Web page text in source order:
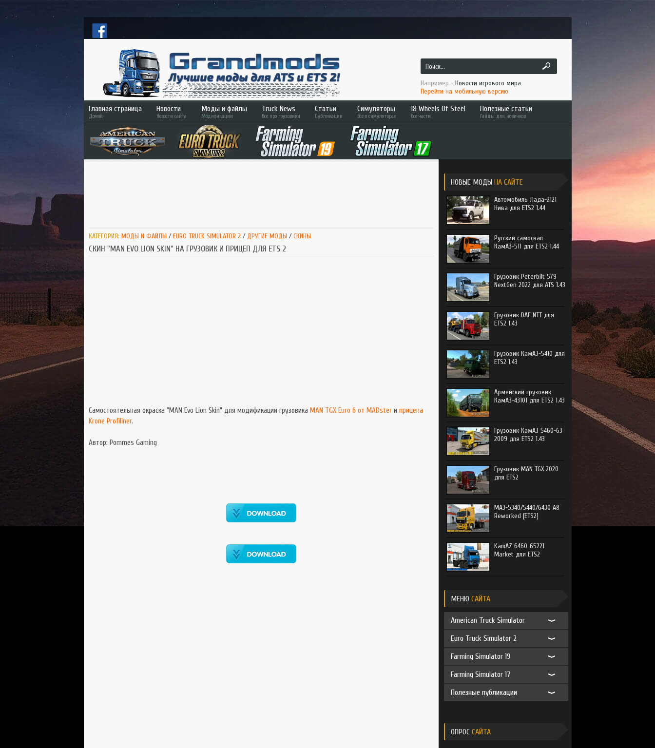
Например - Новости игрового мира
Перейти на мобильную версию
Главная страница
Домой
Новости
Новости сайта
Моды и файлы
Модификации
ETS 2
ATS
Truck News
Все про грузовики
Статьи
Публикации
Симуляторы
Все о симуляторах
ATS
Bus Simulator
18 Wheels Of Steel
Все части
Hard Truck
Across America
American Long Haul
Extreme Trucker
Extreme Trucker 2
Полезные статьи
Гайды для новичков
КАТЕГОРИЯ: МОДЫ И ФАЙЛЫ /EURO TRUCK SIMULATOR 2 / ДРУГИЕ МОДЫ /СКИНЫ
СКИН "MAN EVO LION SKIN" НА ГРУЗОВИК И ПРИЦЕП ДЛЯ ETS 2
Самостоятельная окраска "MAN Evo Lion Skin" для модификации грузовика MAN TGX Euro 6 от MADster и прицепа
Krone Profiliner.
Автор: Pommes Gaming
НОВЫЕ МОДЫ НА САЙТЕ
Автомобиль Лада-2121
Нива для ETS2 1.44
Русский самосвал
КамАЗ-511 для ETS2 1.44
Грузовик Peterbilt 579
NextGen 2022 для ATS 1.43
Грузовик DAF NTT для
ETS2 1.43
Грузовик КамАЗ-5410 для
ETS2 1.43
Армейский грузовик
КамАЗ-43101 для ETS2 1.43
Грузовик КамАЗ 5460-63
2009 для ETS2 1.43
Грузовик MAN TGX 2020
для ETS2
МАЗ-5340/5440/6430 А8
Reworked [ETS2]
KamAZ 6460-65221
Market для ETS2
МЕНЮ САЙТА
American Truck Simulator
Euro Truck Simulator 2
Farming Simulator 19
Farming Simulator 17
Полезные публикации
ОПРОС САЙТА